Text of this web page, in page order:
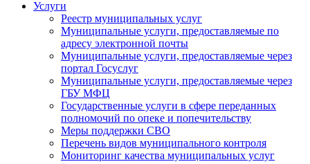
Услуги
Реестр муниципальных услуг
Муниципальные услуги, предоставляемые по
адресу электронной почты
Муниципальные услуги, предоставляемые через
портал Госуслуг
Муниципальные услуги, предоставляемые через
ГБУ МФЦ
Государственные услуги в сфере переданных
полномочий по опеке и попечительству
Меры поддержки СВО
Перечень видов муниципального контроля
Мониторинг качества муниципальных услуг